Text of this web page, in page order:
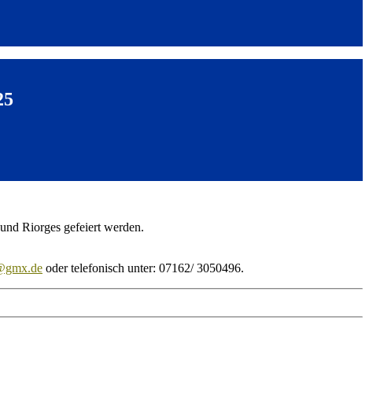
Riorges gefeiert werden.
oder telefonisch unter: 07162/ 3050496.